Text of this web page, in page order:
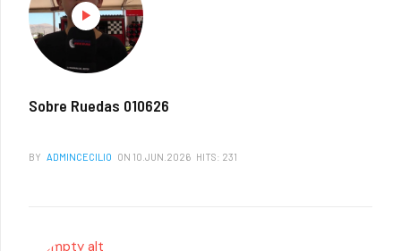
Sobre Ruedas 010626
BY ADMINCECILIO ON 10.JUN.2026 HITS: 231